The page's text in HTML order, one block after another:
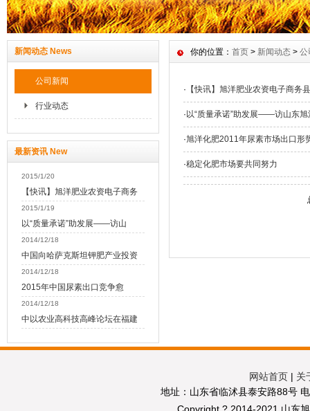
新闻动态 News
公司新闻
行业动态
最新资讯 New
2015/1/20
【快讯】旭洋肥业农资电子商务
2015/1/19
以“质量承诺”助发展——访山
2014/12/18
中国向哈萨克斯坦钾肥产业投资
2014/12/18
2015年中国尿素出口竞争愈
2014/12/18
中以农业高科技高峰论坛在福建
你的位置： 首页 > 新闻动态 > 公
· 【快讯】旭洋肥业农资电子商务
· 以“质量承诺”助发展——访山东旭
·旭洋化肥2011年尿素市场出口形
·稳定化肥市场要共同努力
网站首页 | 关
地址：山东省临沭县泰安路88号